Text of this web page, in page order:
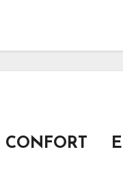
E